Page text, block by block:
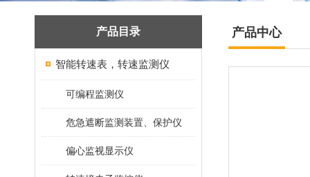
产品目录
智能转速表，转速监测仪
可编程监测仪
危急遮断监测装置、保护仪
偏心监视显示仪
产品中心